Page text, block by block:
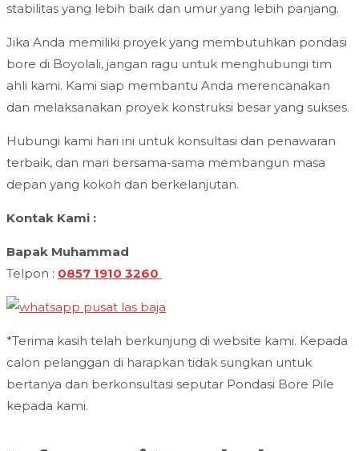
stabilitas yang lebih baik dan umur yang lebih panjang.
Jika Anda memiliki proyek yang membutuhkan pondasi
bore di Boyolali, jangan ragu untuk menghubungi tim
ahli kami. Kami siap membantu Anda merencanakan
dan melaksanakan proyek konstruksi besar yang sukses.
Hubungi kami hari ini untuk konsultasi dan penawaran
terbaik, dan mari bersama-sama membangun masa
depan yang kokoh dan berkelanjutan.
Kontak Kami :
Bapak Muhammad
Telpon : 0857 1910 3260
*Terima kasih telah berkunjung di website kami. Kepada
calon pelanggan di harapkan tidak sungkan untuk
bertanya dan berkonsultasi seputar Pondasi Bore Pile
kepada kami.